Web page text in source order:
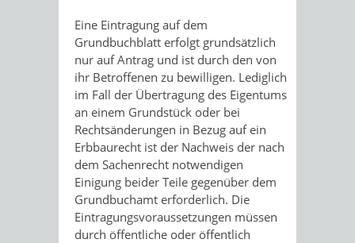
Eine Eintragung auf dem
Grundbuchblatt erfolgt grundsätzlich
nur auf Antrag und ist durch den von
ihr Betroffenen zu bewilligen. Lediglich
im Fall der Übertragung des Eigentums
an einem Grundstück oder bei
Rechtsänderungen in Bezug auf ein
Erbbaurecht ist der Nachweis der nach
dem Sachenrecht notwendigen
Einigung beider Teile gegenüber dem
Grundbuchamt erforderlich. Die
Eintragungsvoraussetzungen müssen
durch öffentliche oder öffentlich